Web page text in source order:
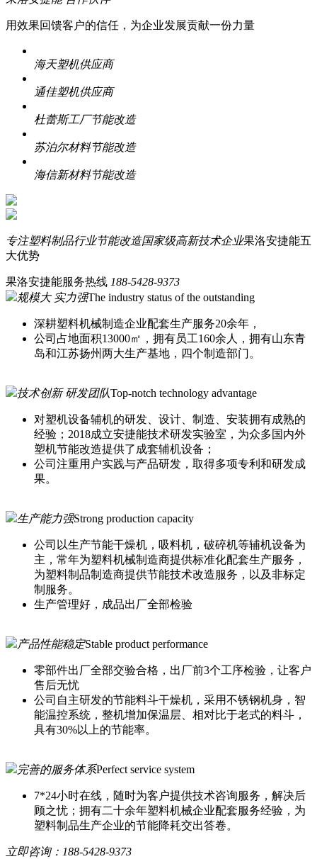
用效果回馈客户的信任，为企业发展贡献一份力量
海天塑机供应商
通佳塑机供应商
杜蕾斯工厂节能改造
苏泊尔材料节能改造
海信新材料节能改造
专注塑料制品行业节能改造国家级高新技术企业果洛安捷能五
大优势
果洛安捷能服务热线 188-5428-9373
规模大 实力强The industry status of the outstanding
深耕塑料机械制造企业配套生产服务20余年，
公司占地面积13000㎡，拥有员工160余人，拥有山东青
岛和江苏扬州两大生产基地，四个制造部门。
技术创新 研发团队Top-notch technology advantage
对塑机设备辅机的研发、设计、制造、安装拥有成熟的
经验；2018成立安捷能技术研发实验室，为众多国内外
塑机节能改造提供了成套辅机设备；
公司注重用户实践与产品研发，取得多项专利和研发成
果。
生产能力强Strong production capacity
公司以生产节能干燥机，吸料机，破碎机等辅机设备为
主，常年为塑料机械制造商提供标准化配套生产服务，
为塑料制品制造商提供节能技术改造服务，以及非标定
制服务。
生产管理好，成品出厂全部检验
产品性能稳定Stable product performance
零部件出厂全部交验合格，出厂前3个工序检验，让客户
售后无忧
公司自主研发的节能料斗干燥机，采用不锈钢机身，智
能温控系统，整机增加保温层、相对比于老式的料斗，
具有30%以上的节能率。
完善的服务体系Perfect service system
7*24小时在线，随时为客户提供技术咨询服务，解决后
顾之忧；拥有二十余年塑料机械企业配套服务经验，为
塑料制品生产企业的节能降耗交出答卷。
立即咨询： 188-5428-9373